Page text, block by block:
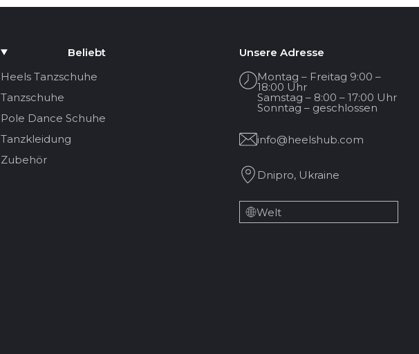
Beliebt
Heels Tanzschuhe
Tanzschuhe
Pole Dance Schuhe
Tanzkleidung
Zubehör
Unsere Adresse
Montag – Freitag 9:00 –
18:00 Uhr
Samstag – 8:00 – 17:00 Uhr
Sonntag – geschlossen
info@heelshub.com
Dnipro, Ukraine
Welt